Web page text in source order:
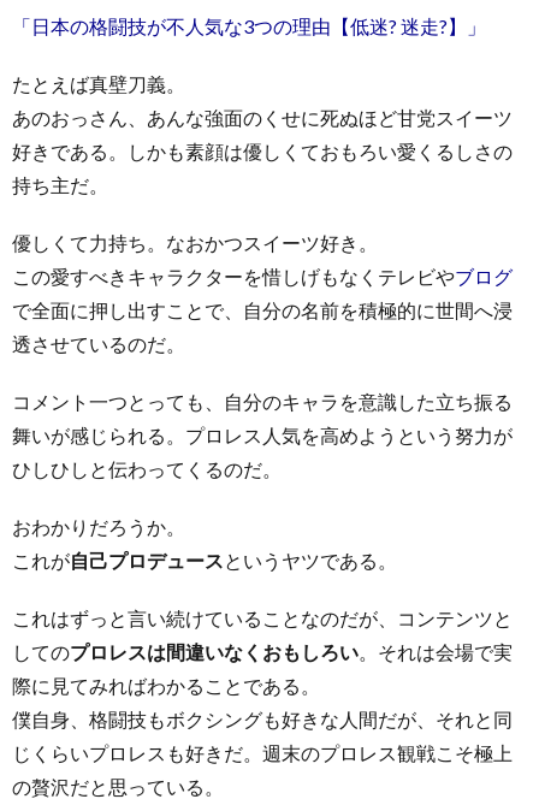
「日本の格闘技が不人気な3つの理由【低迷? 迷走?】」
たとえば真壁刀義。
あのおっさん、あんな強面のくせに死ぬほど甘党スイーツ
好きである。しかも素顔は優しくておもろい愛くるしさの
持ち主だ。
優しくて力持ち。なおかつスイーツ好き。
この愛すべきキャラクターを惜しげもなくテレビやブログ
で全面に押し出すことで、自分の名前を積極的に世間へ浸
透させているのだ。
コメント一つとっても、自分のキャラを意識した立ち振る
舞いが感じられる。プロレス人気を高めようという努力が
ひしひしと伝わってくるのだ。
おわかりだろうか。
これが自己プロデュースというヤツである。
これはずっと言い続けていることなのだが、コンテンツと
してのプロレスは間違いなくおもしろい。それは会場で実
際に見てみればわかることである。
僕自身、格闘技もボクシングも好きな人間だが、それと同
じくらいプロレスも好きだ。週末のプロレス観戦こそ極上
の贅沢だと思っている。